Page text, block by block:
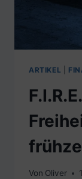
ARTIKEL
Von Oliver